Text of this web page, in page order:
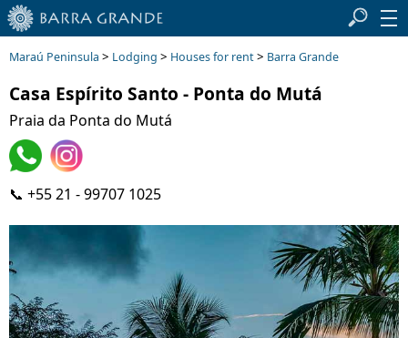
Maraú Peninsula > Lodging > Houses for rent> Barra Grande
Casa Espírito Santo - Ponta do Mutá
Praia da Ponta do Mutá
📞 +55 21 - 99707 1025